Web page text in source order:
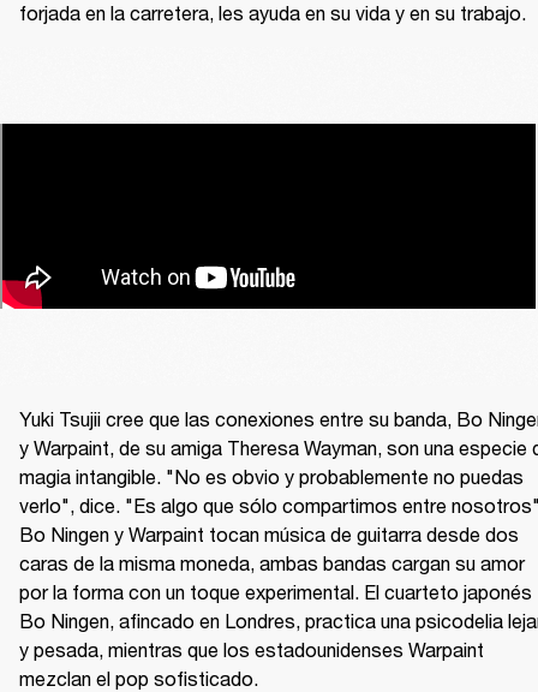
forjada en la carretera, les ayuda en su vida y en su trabajo.
Yuki Tsujii cree que las conexiones entre su banda, Bo
y Warpaint, de su amiga Theresa Wayman, son una especie
magia intangible. "No es obvio y probablemente no puedas
verlo", dice. "Es algo que sólo compartimos entre
Bo Ningen y Warpaint tocan música de guitarra desde dos
caras de la misma moneda, ambas bandas cargan su amor
por la forma con un toque experimental. El cuarteto japonés
Bo Ningen, afincado en Londres, practica una psicodelia
y pesada, mientras que los estadounidenses Warpaint
mezclan el pop sofisticado.